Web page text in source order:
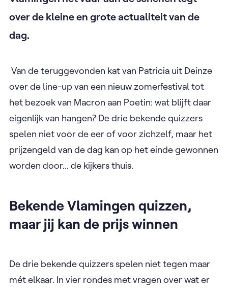
over de kleine en grote actualiteit van de
dag.
Van de teruggevonden kat van Patricia uit Deinze
over de line-up van een nieuw zomerfestival tot
het bezoek van Macron aan Poetin: wat blijft daar
eigenlijk van hangen? De drie bekende quizzers
spelen niet voor de eer of voor zichzelf, maar het
prijzengeld van de dag kan op het einde gewonnen
worden door... de kijkers thuis.
Bekende Vlamingen quizzen,
maar jij kan de prijs winnen
De drie bekende quizzers spelen niet tegen maar
mét elkaar. In vier rondes met vragen over wat er